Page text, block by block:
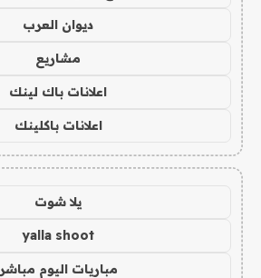
ديوان العرب
مشاريع
اعلانات باك لينك
اعلانات باكلينك
يلا شوت
yalla shoot
مباريات اليوم مباشر